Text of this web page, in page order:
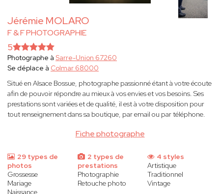
Jérémie MOLARO
F & F PHOTOGRAPHIE
Fiche photographe
5
Photographe à Sarre-Union 67260
Se déplace à Colmar 68000
Situé en Alsace Bossue, photographe passionné étant à votre écoute
afin de pouvoir répondre au mieux à vos envies et vos besoins. Ses
prestations sont variées et de qualité, il est à votre disposition pour
tout renseignement dans sa boutique, par email ou par téléphone.
29 types de
photos
Grossesse
Mariage
Naissance
2 types de
prestations
Photographie
Retouche photo
4 styles
Artistique
Traditionnel
Vintage